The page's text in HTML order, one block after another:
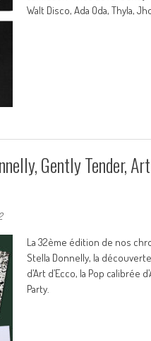
Walt Disco, Ada Oda, Thyla,
Gently Tender,
La 32ème édition de nos
Stella Donnelly, la
d’Art d’Ecco, la Pop
Party.